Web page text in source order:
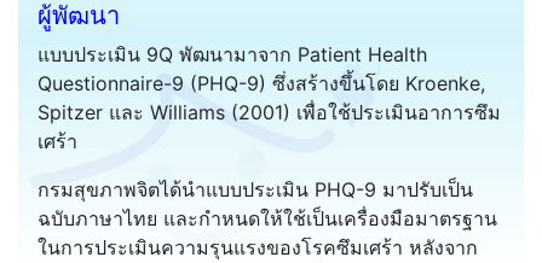
ผู้พัฒนา
แบบประเมิน 9Q พัฒนามาจาก Patient Health
Questionnaire-9 (PHQ-9) ซึ่งสร้างขึ้นโดย Kroenke,
Spitzer และ Williams (2001) เพื่อใช้ประเมินอาการซึม
เศร้า
กรมสุขภาพจิตได้นำแบบประเมิน PHQ-9 มาปรับเป็น
ฉบับภาษาไทย และกำหนดให้ใช้เป็นเครื่องมือมาตรฐาน
ในการประเมินความรุนแรงของโรคซึมเศร้า หลังจาก